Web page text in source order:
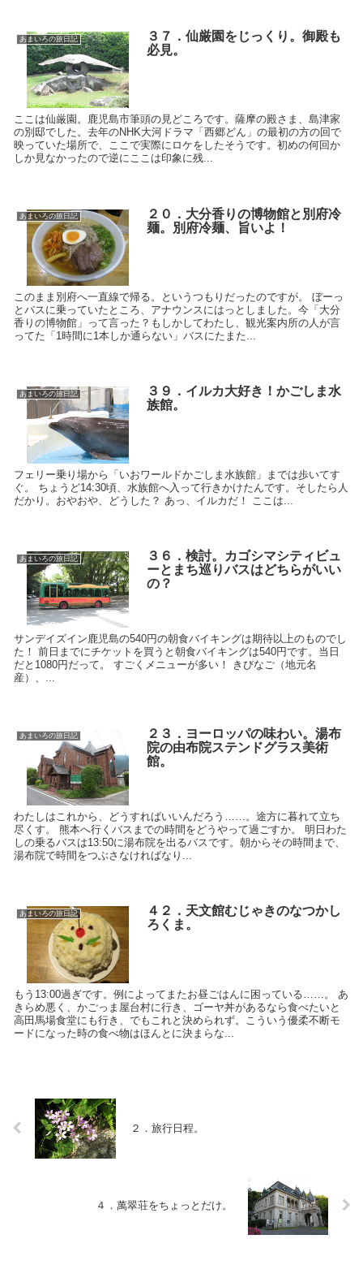
あまいろの旅日記
３７．仙厳園をじっくり。御殿も
必見。
ここは仙厳園。鹿児島市筆頭の見どころです。薩摩の殿さま、島津家
の別邸でした。去年のNHK大河ドラマ「西郷どん」の最初の方の回で
映っていた場所で、ここで実際にロケをしたそうです。初めの何回か
しか見なかったので逆にここは印象に残...
あまいろの旅日記
２０．大分香りの博物館と別府冷
麺。別府冷麺、旨いよ！
このまま別府へ一直線で帰る。というつもりだったのですが。 ぼーっ
とバスに乗っていたところ、アナウンスにはっとしました。今「大分
香りの博物館」って言った？もしかしてわたし、観光案内所の人が言
ってた「1時間に1本しか通らない」バスにたまた...
あまいろの旅日記
３９．イルカ大好き！かごしま水
族館。
フェリー乗り場から「いおワールドかごしま水族館」までは歩いてす
ぐ。 ちょうど14:30頃、水族館へ入って行きかけたんです。そしたら人
だかり。おやおや、どうした？ あっ、イルカだ！ ここは...
あまいろの旅日記
３６．検討。カゴシマシティビュ
ーとまち巡りバスはどちらがいい
の？
サンデイズイン鹿児島の540円の朝食バイキングは期待以上のものでし
た！ 前日までにチケットを買うと朝食バイキングは540円です。当日
だと1080円だって。 すごくメニューが多い！ きびなご（地元名
産）、...
あまいろの旅日記
２３．ヨーロッパの味わい。湯布
院の由布院ステンドグラス美術
館。
わたしはこれから、どうすればいいんだろう……。途方に暮れて立ち
尽くす。 熊本へ行くバスまでの時間をどうやって過ごすか。 明日わた
しの乗るバスは13:50に湯布院を出るバスです。朝からその時間まで、
湯布院で時間をつぶさなければなり...
あまいろの旅日記
４２．天文館むじゃきのなつかし
ろくま。
もう13:00過ぎです。例によってまたお昼ごはんに困っている……。 あ
きらめ悪く、かごっま屋台村に行き、ゴーヤ丼があるなら食べたいと
高田馬場食堂にも行き、でもこれと決められず。こういう優柔不断モ
ードになった時の食べ物はほんとに決まらな...
２．旅行日程。
４．萬翠荘をちょっとだけ。